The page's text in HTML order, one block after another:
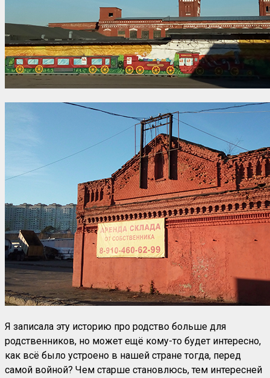
Я записала эту историю про родство больше для
родственников, но может ещё кому-то будет интересно,
как всё было устроено в нашей стране тогда, перед
самой войной? Чем старше становлюсь, тем интересней